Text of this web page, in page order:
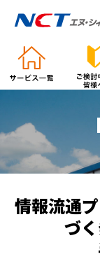
情報流通
づ